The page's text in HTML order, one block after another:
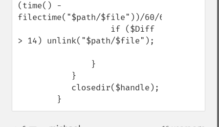
(time() -
filectime("$path/$file"))/60/60/24;
> 14) unlink("$path/$file");
        }